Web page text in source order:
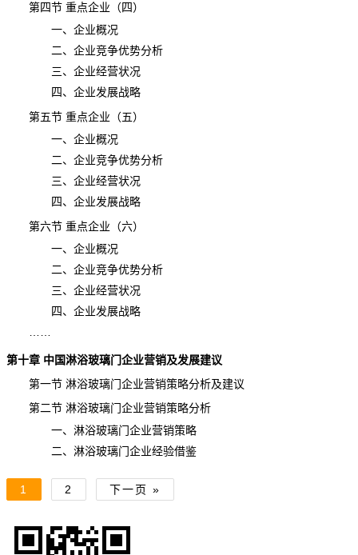
第四节 重点企业（四）
一、企业概况
二、企业竞争优势分析
三、企业经营状况
四、企业发展战略
第五节 重点企业（五）
一、企业概况
二、企业竞争优势分析
三、企业经营状况
四、企业发展战略
第六节 重点企业（六）
一、企业概况
二、企业竞争优势分析
三、企业经营状况
四、企业发展战略
第十章 中国淋浴玻璃门企业营销及发展建议
第一节 淋浴玻璃门企业营销策略分析及建议
第二节 淋浴玻璃门企业营销策略分析
一、淋浴玻璃门企业营销策略
二、淋浴玻璃门企业经验借鉴
1 2 下一页 »